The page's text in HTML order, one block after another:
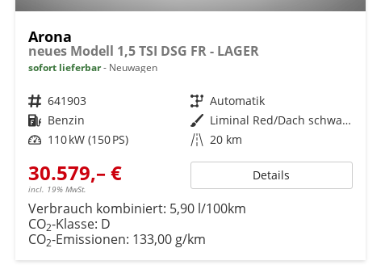
Arona
neues Modell 1,5 TSI DSG FR - LAGER
sofort lieferbar Neuwagen
Fahrzeugnr. 641903 Getriebe Automatik
Kraftstoff Benzin Außenfarbe
Liminal Red/Dach schwarz Metallic (S60E)
Leistung 110 kW (150 PS) Kilometerstand 20 km
30.579,– €
incl. 19% MwSt.
Details
Verbrauch kombiniert: 5,90 l/100km
CO2-Klasse: D
CO2-Emissionen: 133,00 g/km